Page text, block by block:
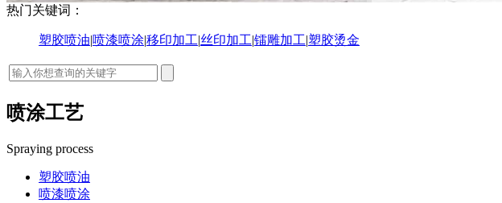
热门关键词：
塑胶喷油|喷漆喷涂|移印加工|丝印加工|镭雕加工|塑胶烫金
喷涂工艺
Spraying process
塑胶喷油
喷漆喷涂